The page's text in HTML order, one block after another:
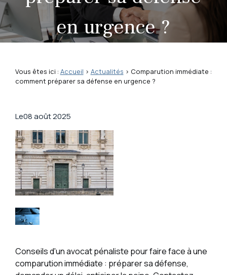
en urgence ?
Vous êtes ici : Accueil > Actualités > Comparution immédiate :
comment préparer sa défense en urgence ?
Le08 août 2025
Conseils d'un avocat pénaliste pour faire face à une
comparution immédiate : préparer sa défense,